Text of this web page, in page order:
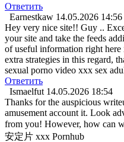
Ответить
Earnestkaw 14.05.2026 14:56
Hey very nice site!! Guy ..
your site and take the feeds
of useful information right
extra strategies in this regard,
sexual porno video xxx sex
Ответить
Ismaelfut 14.05.2026 18:54
Thanks for the auspicious
amusement account it. Look
from you! However, how can
安定片 xxx Pornhub